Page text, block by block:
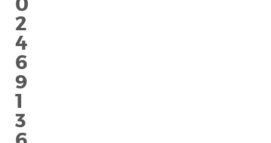
2
4
6
9
1
3